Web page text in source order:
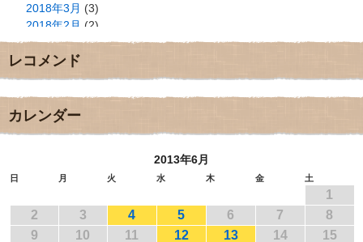
2018年3月 (3)
2018年2月 (2)
2018年1月(2)
2017年12月
2017年11月(3)
2017年9月
2017年8月
2017年5月
2017年3月(1)
2017年2月(1)
レコメンド
カレンダー
2013年6月
日 月 火 水 木 金 土
1
2
3 4 5 6 7
8
9
10 11 12 13 14 15